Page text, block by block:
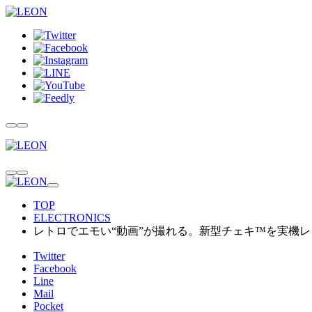
TOP
ELECTRONICS
レトロでエモい“動画”が撮れる。新型チェキ™を実機レ
Twitter
Facebook
Line
Mail
Pocket